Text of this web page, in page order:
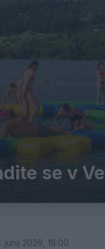
se v
junij 2026, 18:00